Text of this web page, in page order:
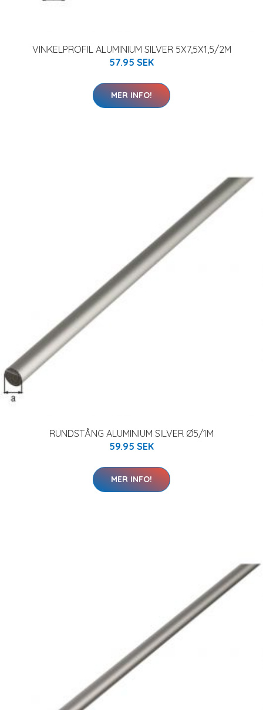
VINKELPROFIL ALUMINIUM SILVER 5X7,5X1,5/2M
57.95 SEK
MER INFO!
RUNDSTÅNG ALUMINIUM SILVER Ø5/1M
59.95 SEK
MER INFO!